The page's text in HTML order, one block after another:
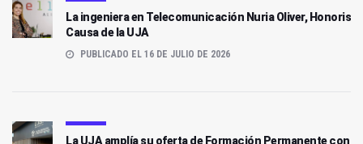
La ingeniera en Telecomunicación Nuria Oliver, Honoris
Causa de la UJA
PUBLICADO EL 16 DE JULIO DE 2026
La UJA amplía su oferta de Formación Permanente con